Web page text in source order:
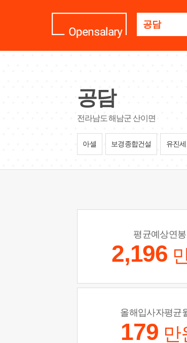
명
공담
전라남도 해남군 산이면
아셀 보경종합건설 유진
평균예상연봉
2,196
올해입사자평균
179 만